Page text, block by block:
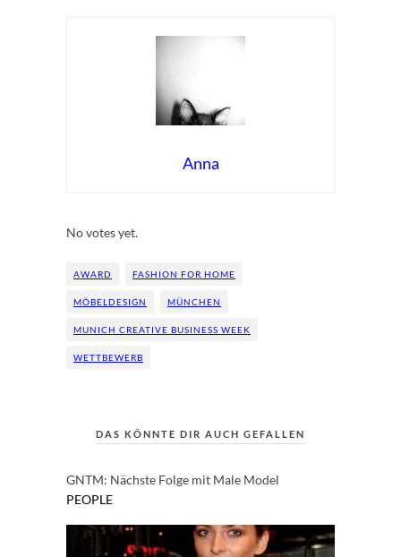
Anna
No votes yet.
AWARD FASHION FOR HOME
MÖBELDESIGN MÜNCHEN
MUNICH CREATIVE BUSINESS WEEK
WETTBEWERB
DAS KÖNNTE DIR AUCH GEFALLEN
GNTM: Nächste Folge mit Male Model
PEOPLE